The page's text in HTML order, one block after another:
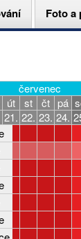
Foto a
červenec
út st čt pá
21. 22. 23. 24.